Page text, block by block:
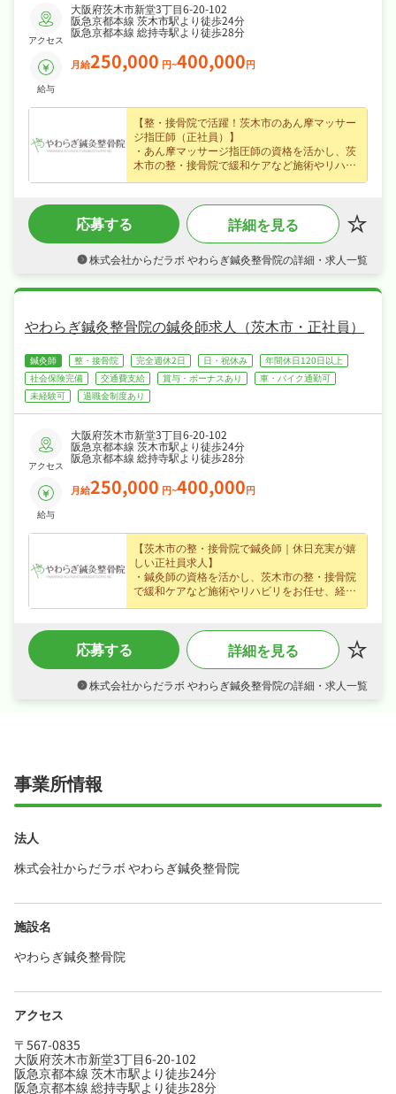
アクセス
大阪府茨木市新堂3丁目6-20-102
阪急京都本線 茨木市駅より徒歩24分
阪急京都本線 総持寺駅より徒歩28分
給与
月給250,000 円~400,000円
【整・接骨院で活躍！茨木市のあん摩マッサー
ジ指圧師（正社員）】
・あん摩マッサージ指圧師の資格を活かし、茨
木市の整・接骨院で緩和ケアなど施術やリハビ
・正社員で月給25〜40万円、賞与年2回・昇給
ありなど好待遇で、あなたの経験を正当に評価
します！
も取りやすく日曜・祝日休みなので、日勤のみ
・社会保険完備、退職金制度あり、研修制度あ
す！
応募する 詳細を見る
株式会社からだラボ やわらぎ鍼灸整骨院の詳細・求人一覧
やわらぎ鍼灸整骨院の鍼灸師求人（茨木市・正社員）
鍼灸師 整・接骨院 完全週休2日 日・祝休み
年間休日120日以上
社会保険完備
交通費支給 賞与・ボーナスあり
車・バイク通勤可
未経験可
退職金制度あり
アクセス
大阪府茨木市新堂3丁目6-20-102
阪急京都本線 茨木市駅より徒歩24分
阪急京都本線 総持寺駅より徒歩28分
給与
月給250,000 円~400,000円
【茨木市の整・接骨院で鍼灸師｜休日充実が嬉
しい正社員求人】
・鍼灸師の資格を活かし、茨木市の整・接骨院
で緩和ケアなど施術やリハビリをお任せ、経験
賞与年2回・昇給ありなど好待遇で、あなたの
経験を正当に評価します！
・完全週休2日制・年間休日120日、日勤のみで
取りやすくプライベートも大切にしながら働け
応募する 詳細を見る
株式会社からだラボ やわらぎ鍼灸整骨院の詳細・求人一覧
事業所情報
法人
株式会社からだラボ やわらぎ鍼灸整骨院
施設名
やわらぎ鍼灸整骨院
アクセス
〒567-0835
大阪府茨木市新堂3丁目6-20-102
阪急京都本線 茨木市駅より徒歩24分
阪急京都本線 総持寺駅より徒歩28分